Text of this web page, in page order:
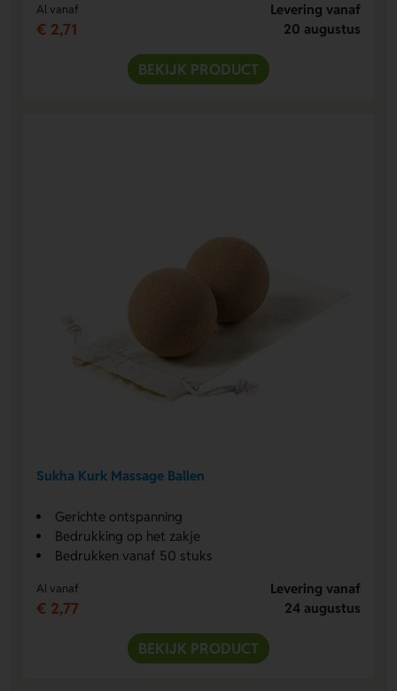
Al vanaf
€ 2,71
Levering vanaf
20 augustus
BEKIJK PRODUCT
Sukha Kurk Massage Ballen
Gerichte ontspanning
Bedrukking op het zakje
Bedrukken vanaf 50 stuks
Al vanaf
€ 2,77
Levering vanaf
24 augustus
BEKIJK PRODUCT